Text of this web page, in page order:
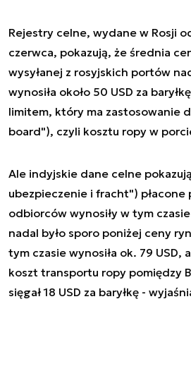
Rejestry celne, wydane w Rosji
czerwca, pokazują, że średnia
wysyłanej z rosyjskich portów
wynosiła około 50 USD za
limitem, który ma zastosowanie
board"), czyli kosztu ropy w
Ale indyjskie dane celne
ubezpieczenie i fracht") płacone
odbiorców wynosiły w tym
nadal było sporo poniżej ceny
tym czasie wynosiła ok. 79 USD,
koszt transportu ropy pomiędzy
sięgał 18 USD za baryłkę -